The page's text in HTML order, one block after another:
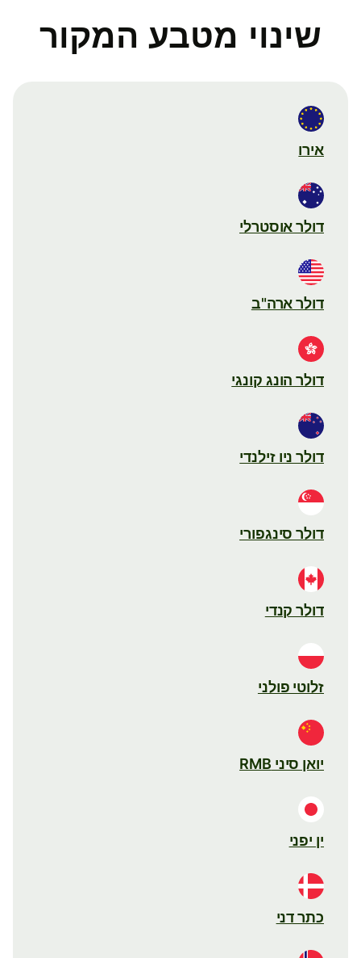
שינוי מטבע המקור
אירו
דולר אוסטרלי
דולר ארה"ב
דולר הונג קונגי
דולר ניו זילנדי
דולר סינגפורי
דולר קנדי
זלוטי פולני
יואן סיני RMB
ין יפני
כתר דני